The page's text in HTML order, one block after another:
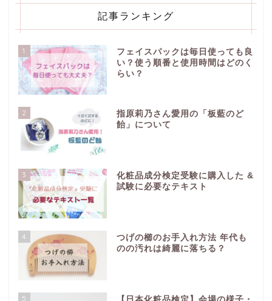
記事ランキング
1
フェイスパックは毎日使っても良
い？使う順番と使用時間はどのく
らい？
2
指原莉乃さん愛用の「板藍のど
飴」について
3
化粧品成分検定受験に購入した &
試験に必要なテキスト
4
つげの櫛のお手入れ方法 年代も
のの汚れは綺麗に落ちる？
5